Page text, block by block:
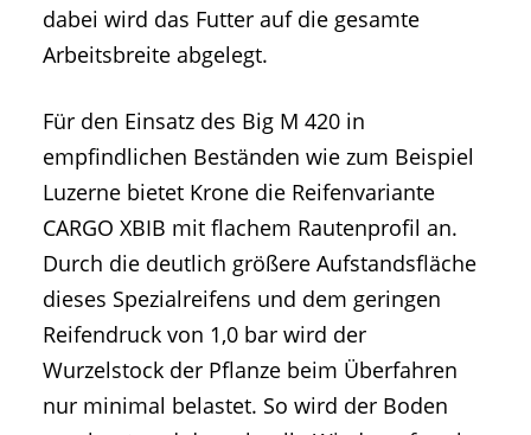
dabei wird das Futter auf die gesamte
Arbeitsbreite abgelegt.
Für den Einsatz des Big M 420 in
empfindlichen Beständen wie zum Beispiel
Luzerne bietet Krone die Reifenvariante
CARGO XBIB mit flachem Rautenprofil an.
Durch die deutlich größere Aufstandsfläche
dieses Spezialreifens und dem geringen
Reifendruck von 1,0 bar wird der
Wurzelstock der Pflanze beim Überfahren
nur minimal belastet. So wird der Boden